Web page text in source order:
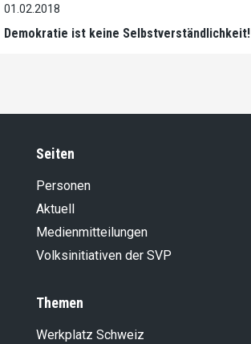
01.02.2018
Demokratie ist keine Selbstverständlichkeit!
Seiten
Personen
Aktuell
Medienmitteilungen
Volksinitiativen der SVP
Themen
Werkplatz Schweiz